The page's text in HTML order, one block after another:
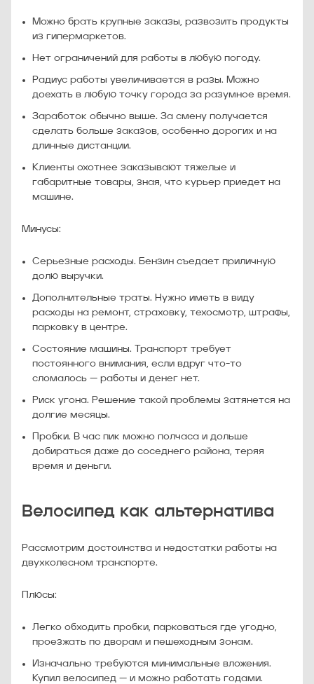
Можно брать крупные заказы, развозить продукты
из гипермаркетов.
Нет ограничений для работы в любую погоду.
Радиус работы увеличивается в разы. Можно
доехать в любую точку города за разумное время.
Заработок обычно выше. За смену получается
сделать больше заказов, особенно дорогих и на
длинные дистанции.
Клиенты охотнее заказывают тяжелые и
габаритные товары, зная, что курьер приедет на
машине.
Минусы:
Серьезные расходы. Бензин съедает приличную
долю выручки.
Дополнительные траты. Нужно иметь в виду
расходы на ремонт, страховку, техосмотр, штрафы,
парковку в центре.
Состояние машины. Транспорт требует
постоянного внимания, если вдруг что-то
сломалось — работы и денег нет.
Риск угона. Решение такой проблемы затянется на
долгие месяцы.
Пробки. В час пик можно полчаса и дольше
добираться даже до соседнего района, теряя
время и деньги.
Велосипед как альтернатива
Рассмотрим достоинства и недостатки работы на
двухколесном транспорте.
Плюсы:
Легко обходить пробки, парковаться где угодно,
проезжать по дворам и пешеходным зонам.
Изначально требуются минимальные вложения.
Купил велосипед — и можно работать годами.